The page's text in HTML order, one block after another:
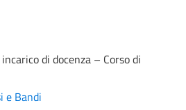
di docenza – Corso di
e Bandi